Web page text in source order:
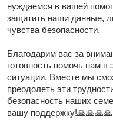
нуждаемся в вашей
защитить наши данные,
чувства безопасности.
Благодарим вас за
готовность помочь нам в
ситуации. Вместе мы
преодолеть эти
безопасность наших
вашу поддержку!🙏🙏🙏🙏